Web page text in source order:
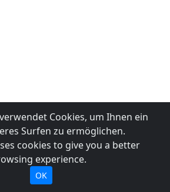
Cookies, um Ihnen ein
Surfen zu ermöglichen.
cookies to give you a better
experience.
OK